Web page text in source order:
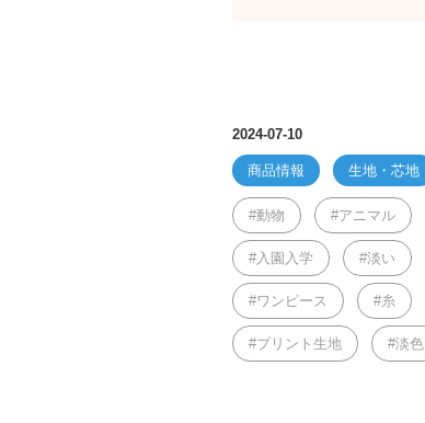
2024-07-10
商品情報 生地・芯地
動物 アニマル
入園入学 淡い
ワンピース 糸
プリント生地 淡色